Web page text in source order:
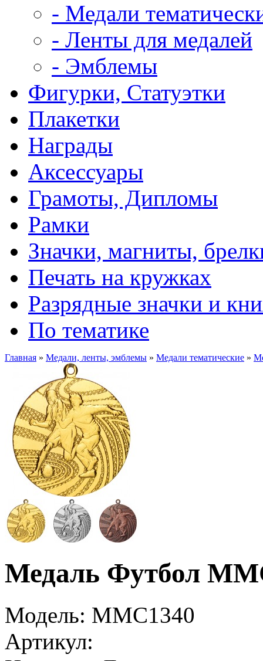
- Медали
- Ленты для медалей
- Эмблемы
Фигурки, Статуэтки
Плакетки
Награды
Аксессуары
Грамоты, Дипломы
Рамки
Значки, магниты,
Печать на кружках
Разрядные значки и
По тематике
Главная » Медали, ленты, эмблемы » Медали тематические »
Медаль Футбол
Модель: MMC1340
Артикул: